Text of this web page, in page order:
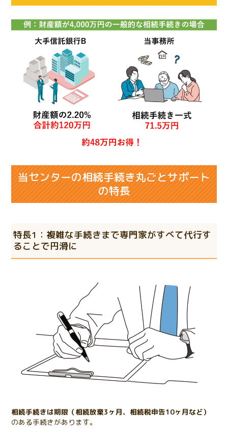
当センターの相続手続き丸ごとサポート
の特長
特長1：複雑な手続きまで専門家がすべて代行す
ることで円滑に
相続手続きは期限（相続放棄3ヶ月、相続税申告10ヶ月など）
のある手続きがあります。